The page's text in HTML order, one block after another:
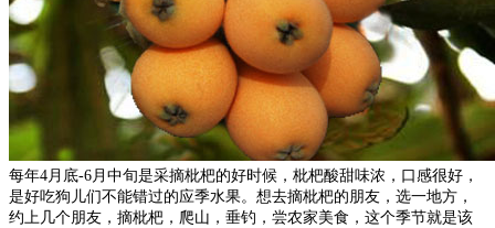
每年4月底-6月中旬是采摘枇杷的好时候，枇杷酸甜味浓，口感很好，
是好吃狗儿们不能错过的应季水果。想去摘枇杷的朋友，选一地方，
约上几个朋友，摘枇杷，爬山，垂钓，尝农家美食，这个季节就是该